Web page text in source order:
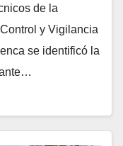
de la
y Vigilancia
se identificó la